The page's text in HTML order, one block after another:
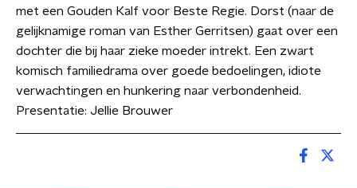
met een Gouden Kalf voor Beste Regie. Dorst (naar de
gelijknamige roman van Esther Gerritsen) gaat over een
dochter die bij haar zieke moeder intrekt. Een zwart
komisch familiedrama over goede bedoelingen, idiote
verwachtingen en hunkering naar verbondenheid.
Presentatie: Jellie Brouwer